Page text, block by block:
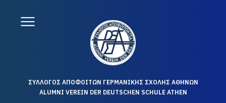
ΣΥΛΛΟΓΟΣ ΑΠΟΦΟΙΤΩΝ ΓΕΡΜΑΝΙΚΗΣ ΣΧΟΛΗΣ ΑΘΗΝΩΝ
ALUMNI VEREIN DER DEUTSCHEN SCHULE ATHEN